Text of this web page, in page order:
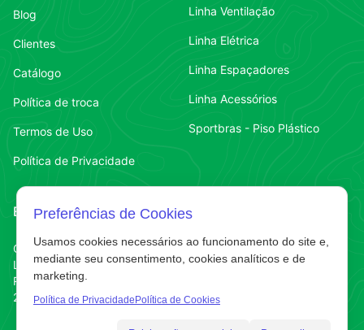
Blog
Clientes
Catálogo
Política de troca
Termos de Uso
Política de Privacidade
Linha Ventilação
Linha Elétrica
Linha Espaçadores
Linha Acessórios
Sportbras - Piso Plástico
Endereço
Chapecó-SC
Líder
R. Abelardo Luz
220 E
Contato
(49) 3323-7484Contato
Preferências de Cookies
Usamos cookies necessários ao funcionamento do site e,
mediante seu consentimento, cookies analíticos e de
marketing.
Política de Privacidade Política de Cookies